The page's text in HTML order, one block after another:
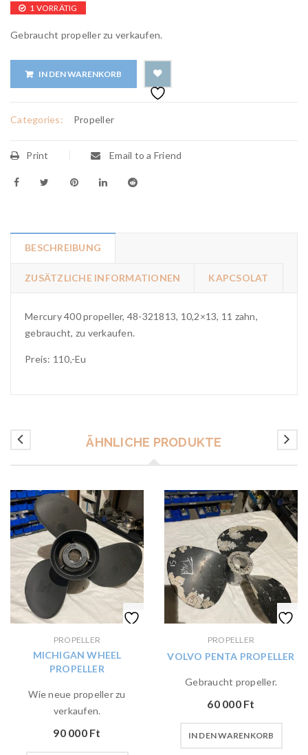
1 VORRÄTIG
Gebraucht propeller zu verkaufen.
IN DEN WARENKORB
Categories: Propeller
Print Email to a Friend
BESCHREIBUNG
ZUSÄTZLICHE INFORMATIONEN KAPCSOLAT
Mercury 400 propeller, 48-321813, 10,2×13, 11 zahn,
gebraucht, zu verkaufen.
Preis: 110,-Eu
ÄHNLICHE PRODUKTE
PROPELLER
MICHIGAN WHEEL
PROPELLER
Wie neue propeller zu
verkaufen.
90 000 Ft
PROPELLER
VOLVO PENTA PROPELLER
Gebraucht propeller.
60 000 Ft
IN DEN WARENKORB